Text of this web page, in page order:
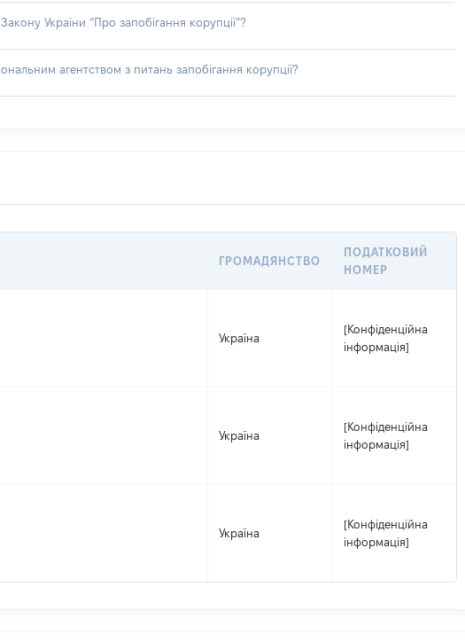
України “Про запобігання корупції”?
агентством з питань запобігання корупції?
ГРОМАДЯНСТВО
ПОДАТКОВИЙ
НОМЕР
Україна
[Конфіденційна
інформація]
Україна
[Конфіденційна
інформація]
Україна
[Конфіденційна
інформація]